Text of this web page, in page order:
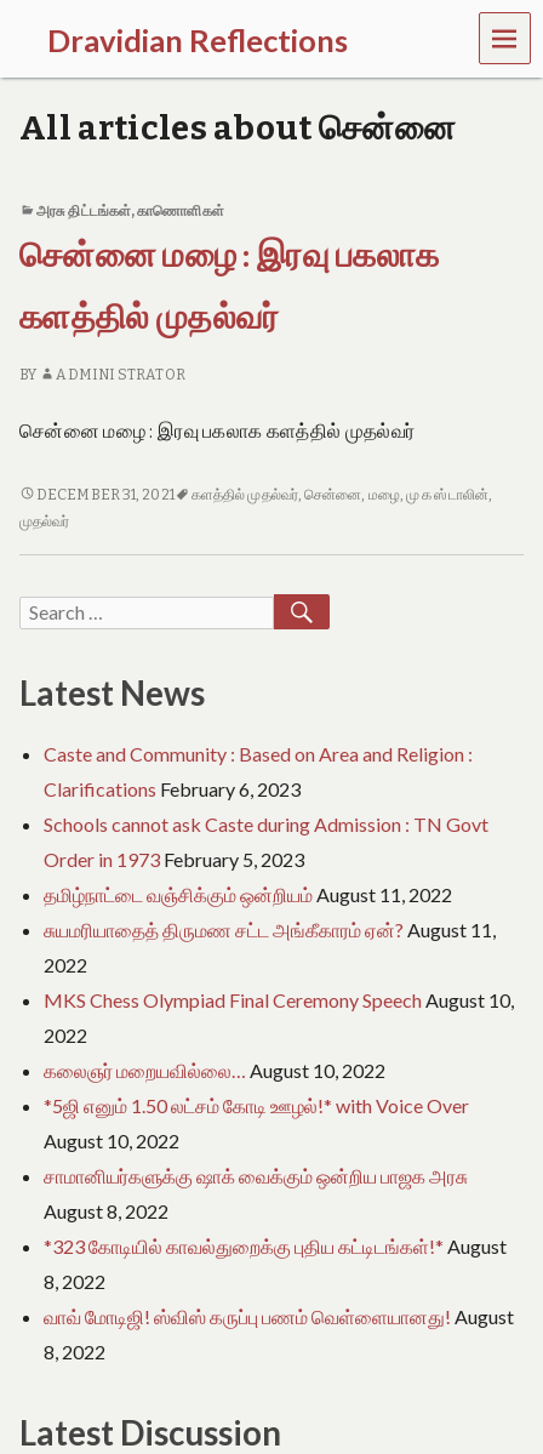
Dravidian Reflections
P
a
s
P
e
s
n
a
n
F
u
r
e
f
T
i
l
a
d
u
MEN
U
All articles about சென்னை
அரசு திட்டங்கள்,காணொளிகள்
சென்னை மழை : இரவு பகலாக
களத்தில் முதல்வர்
BY ADMINI STRATOR
சென்னை மழை : இரவு பகலாக களத்தில் முதல்வர்
சென்னை
மழை
பகலாக
களத்தில்
DECEMBER 31, 2021 களத்தில் முதல்வர்,சென்னை, மழை,மு க ஸ்டாலின்,
முதல்வர்
Search
Latest News
Caste and Community : Based on Area and Religion :
Clarifications February 6, 2023
Schools cannot ask Caste during Admission : TN Govt
Order in 1973 February 5, 2023
தமிழ்நாட்டை வஞ்சிக்கும் ஒன்றியம்August 11, 2022
சுயமரியாதைத் திருமண சட்ட அங்கீகாரம் ஏன்? August 11,
2022
MKS Chess Olympiad Final Ceremony SpeechAugust 10,
2022
கலைஞர் மறையவில்லை… August 10, 2022
*5ஜி எனும் 1.50 லட்சம் கோடி ஊழல்!* with Voice Over
August 10, 2022
சாமானியர்களுக்கு ஷாக் வைக்கும் ஒன்றிய பாஜக அரசு
August 8, 2022
*323 கோடியில் காவல்துறைக்கு புதிய கட்டிடங்கள்!* August
8, 2022
வாவ் மோடிஜி! ஸ்விஸ் கருப்பு பணம் வெள்ளையானது! August
8, 2022
Latest Discussion